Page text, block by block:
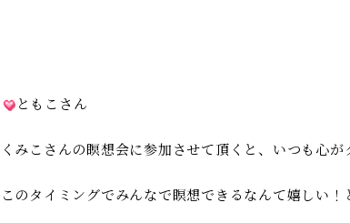
ともこさん
くみこさんの瞑想会に参加させて頂くと、いつも心が
このタイミングでみんなで瞑想できるなんて嬉しい！